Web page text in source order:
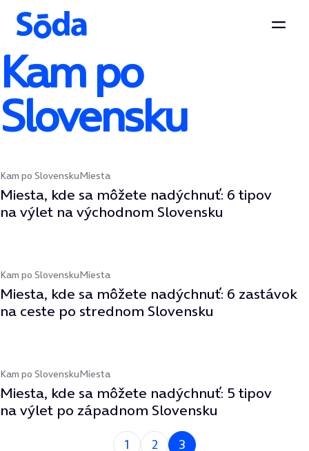
Preskočiť na obsah
Kam po
Slovensku
Kam po SlovenskuMiesta
Miesta, kde sa môžete nadýchnuť: 6 tipov
na výlet na východnom Slovensku
Kam po SlovenskuMiesta
Miesta, kde sa môžete nadýchnuť: 6 zastávok
na ceste po strednom Slovensku
Kam po SlovenskuMiesta
Miesta, kde sa môžete nadýchnuť: 5 tipov
na výlet po západnom Slovensku
1 2
Si na strane
3